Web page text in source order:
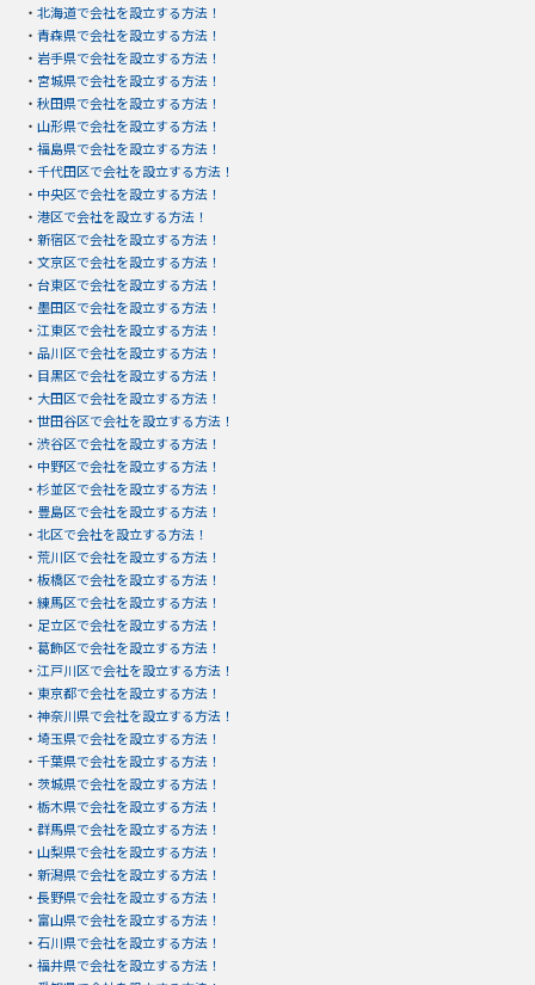
・ 北海道で会社を設立する方法！
・ 青森県で会社を設立する方法！
・ 岩手県で会社を設立する方法！
・ 宮城県で会社を設立する方法！
・ 秋田県で会社を設立する方法！
・ 山形県で会社を設立する方法！
・ 福島県で会社を設立する方法！
・ 千代田区で会社を設立する方法！
・ 中央区で会社を設立する方法！
・ 港区で会社を設立する方法！
・ 新宿区で会社を設立する方法！
・ 文京区で会社を設立する方法！
・ 台東区で会社を設立する方法！
・ 墨田区で会社を設立する方法！
・ 江東区で会社を設立する方法！
・ 品川区で会社を設立する方法！
・ 目黒区で会社を設立する方法！
・ 大田区で会社を設立する方法！
・ 世田谷区で会社を設立する方法！
・ 渋谷区で会社を設立する方法！
・ 中野区で会社を設立する方法！
・ 杉並区で会社を設立する方法！
・ 豊島区で会社を設立する方法！
・ 北区で会社を設立する方法！
・ 荒川区で会社を設立する方法！
・ 板橋区で会社を設立する方法！
・ 練馬区で会社を設立する方法！
・ 足立区で会社を設立する方法！
・ 葛飾区で会社を設立する方法！
・ 江戸川区で会社を設立する方法！
・ 東京都で会社を設立する方法！
・ 神奈川県で会社を設立する方法！
・ 埼玉県で会社を設立する方法！
・ 千葉県で会社を設立する方法！
・ 茨城県で会社を設立する方法！
・ 栃木県で会社を設立する方法！
・ 群馬県で会社を設立する方法！
・ 山梨県で会社を設立する方法！
・ 新潟県で会社を設立する方法！
・ 長野県で会社を設立する方法！
・ 富山県で会社を設立する方法！
・ 石川県で会社を設立する方法！
・ 福井県で会社を設立する方法！